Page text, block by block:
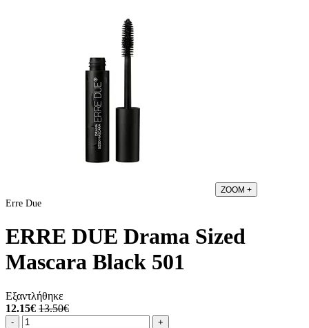
ZOOM +
Erre Due
ERRE DUE Drama Sized
Mascara Black 501
Εξαντλήθηκε
12.15€ 13.50€
Ποσότητα
-product.increase.quantity +